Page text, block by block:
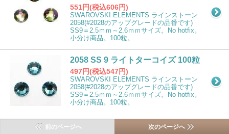
551円(税込606円)
SWAROVSKI ELEMENTS ラインストーン
2058(#2028のアップグレードの品番です)
SS9＝2.5ｍｍ～2.6ｍｍサイズ。No hotfix。
小分け商品。100粒。
2058 SS 9 ライトターコイズ 100粒
497円(税込547円)
SWAROVSKI ELEMENTS ラインストーン
2058(#2028のアップグレードの品番です)
SS9＝2.5ｍｍ～2.6ｍｍサイズ。No hotfix。
小分け商品。100粒。
前のページへ 次のページへ